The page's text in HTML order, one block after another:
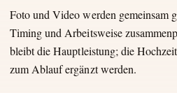
Foto und Video werden gemeinsam
Timing und Arbeitsweise
bleibt die Hauptleistung; die
zum Ablauf ergänzt werden.